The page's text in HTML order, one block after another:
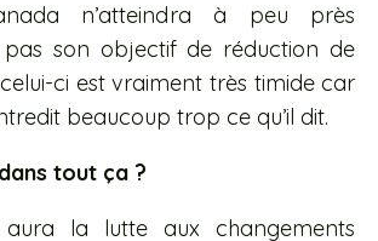
n’atteindra à peu près
pas son objectif de réduction de
celui-ci est vraiment très timide car
beaucoup trop ce qu’il dit.
tout ça ?
la lutte aux changements